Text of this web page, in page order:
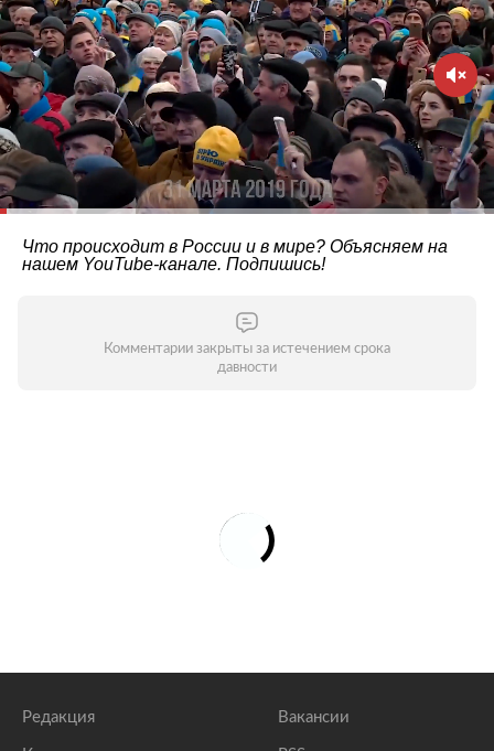
Что происходит в России и в мире? Объясняем на
нашем YouTube-канале. Подпишись!
Комментарии закрыты за истечением срока
давности
Редакция Вакансии